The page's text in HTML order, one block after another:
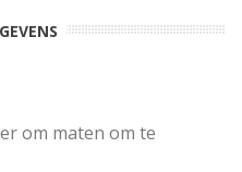
om maten om te